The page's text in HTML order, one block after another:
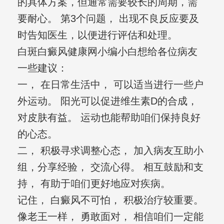
要耐心。 第3个问题， 出现不良反应要及
时告知医生，以便进行评估和处理。
白斑白癜风健康网小编小白想给各位病友
一些建议：
一， 在日常生活中， 可以适当进行一些户
外运动。 阳光可以促进维生素D的合成，
对皮肤有益。 运动也能帮助咱们保持良好
的心态。
二， 积极寻求调整心态， 加入病友互助小
组，分享经验， 交流心得。 相互鼓励和支
持， 有助于咱们更好地应对疾病。
记住， 白癜风不可怕， 积极治疗较重要。
像老王一样， 勇敢面对， 相信咱们一定能